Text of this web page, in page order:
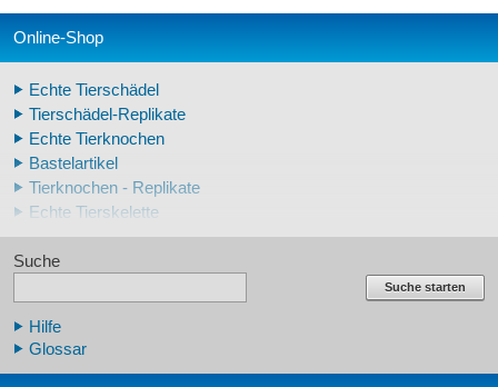
Online-Shop
Echte Tierschädel
Tierschädel-Replikate
Echte Tierknochen
Bastelartikel
Tierknochen - Replikate
Echte Tierskelette
Echte Tierzähne
Krallen- und Zahnreplikate
Schädelreplikate Mensch
Knochenreplikate Mensch
Suche
Suche starten
Hilfe
Glossar